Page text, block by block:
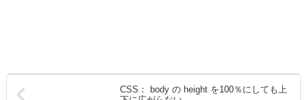
CSS： body の height を100％にしても上